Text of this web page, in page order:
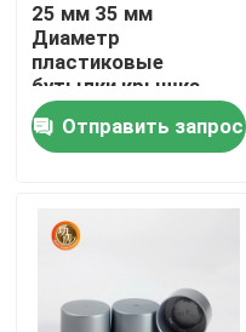
Главная страница
Продукция
Ролики
VR - шоу
25 мм 35 мм
Диаметр
пластиковые
бутылки крышка
предотвращает
разливы легко
очистить
Отправить запрос